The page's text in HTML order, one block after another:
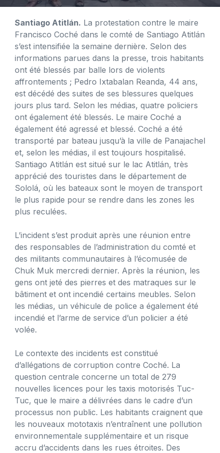
Santiago Atitlán. La protestation contre le maire
Francisco Coché dans le comté de Santiago Atitlán
s’est intensifiée la semaine dernière. Selon des
informations parues dans la presse, trois habitants
ont été blessés par balle lors de violents
affrontements ; Pedro Ixtabalan Reanda, 44 ans,
est décédé des suites de ses blessures quelques
jours plus tard. Selon les médias, quatre policiers
ont également été blessés. Le maire Coché a
également été agressé et blessé. Coché a été
transporté par bateau jusqu’à la ville de Panajachel
et, selon les médias, il est toujours hospitalisé.
Santiago Atitlán est situé sur le lac Atitlán, très
apprécié des touristes dans le département de
Sololá, où les bateaux sont le moyen de transport
le plus rapide pour se rendre dans les zones les
plus reculées.
L’incident s’est produit après une réunion entre
des responsables de l’administration du comté et
des militants communautaires à l’écomusée de
Chuk Muk mercredi dernier. Après la réunion, les
gens ont jeté des pierres et des matraques sur le
bâtiment et ont incendié certains meubles. Selon
les médias, un véhicule de police a également été
incendié et l’arme de service d’un policier a été
volée.
Le contexte des incidents est constitué
d’allégations de corruption contre Coché. La
question centrale concerne un total de 279
nouvelles licences pour les taxis motorisés Tuc-
Tuc, que le maire a délivrées dans le cadre d’un
processus non public. Les habitants craignent que
les nouveaux mototaxis n’entraînent une pollution
environnementale supplémentaire et un risque
accru d’accidents dans les rues étroites. Des